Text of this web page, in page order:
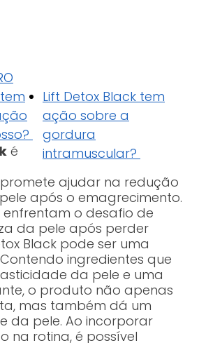
Lift Detox Black tem
ação sobre a
gordura
intramuscular?
é
ajudar na redução
após o emagrecimento.
enfrentam o desafio de
da pele após perder
Black pode ser uma
ingredientes que
da pele e uma
o produto não apenas
mas também dá um
da pele. Ao incorporar
na rotina, é possível